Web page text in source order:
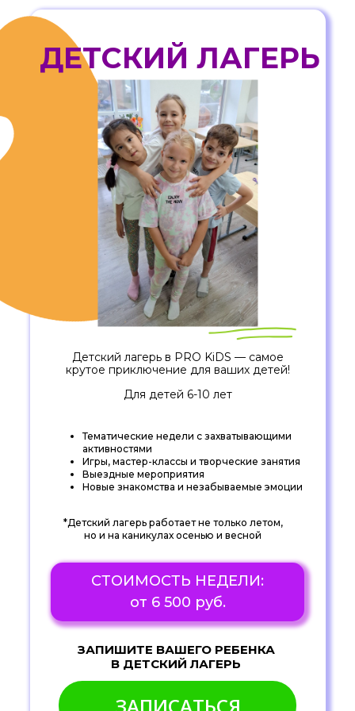
ДЕТСКИЙ ЛАГЕРЬ
Детский лагерь в PRO KiDS — самое
крутое приключение для ваших детей!
Для детей 6-10 лет
Тематические недели с захватывающими
активностями
Игры, мастер-классы и творческие занятия
Выездные мероприятия
Новые знакомства и незабываемые эмоции
*Детский лагерь работает не только летом,
но и на каникулах осенью и весной
ЗАПИШИТЕ ВАШЕГО РЕБЕНКА
В ДЕТСКИЙ ЛАГЕРЬ
СТОИМОСТЬ НЕДЕЛИ:
от 6 500 руб.
ЗАПИСАТЬСЯ